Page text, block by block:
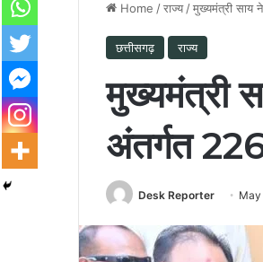
Home /राज्य /मुख्यमंत्री साय
छत्तीसगढ़ राज्य
मुख्यमंत्री
अंतर्गत
Desk Reporter